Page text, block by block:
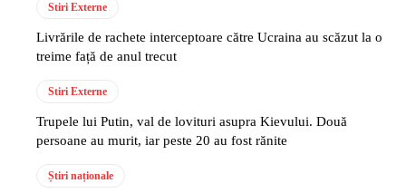
Stiri Externe
Livrările de rachete interceptoare către Ucraina au scăzut la o
treime față de anul trecut
Stiri Externe
Trupele lui Putin, val de lovituri asupra Kievului. Două
persoane au murit, iar peste 20 au fost rănite
Știri naționale